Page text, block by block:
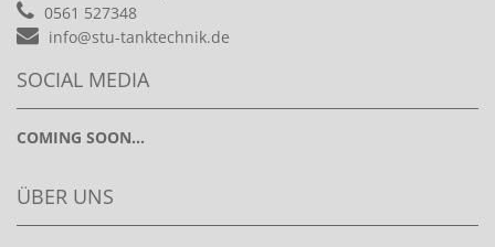
0561 527348
info@stu-tanktechnik.de
SOCIAL MEDIA
COMING SOON...
ÜBER UNS